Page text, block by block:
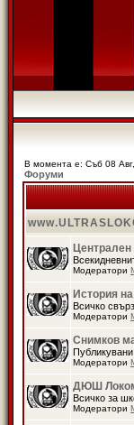
В момента е: Съб 08
Форуми
Модератори
История
Всичко
Модератори
Снимков
Публикувани
Модератори
ДЮШ
Всичко за
Модератори